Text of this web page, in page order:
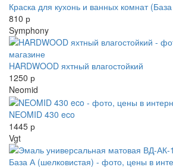
Краска для кухонь и ванных комнат
810 р
Symphony
HARDWOOD яхтный влагостойкий
1250 р
Neomid
NEOMID 430 eco
1445 р
Vgt